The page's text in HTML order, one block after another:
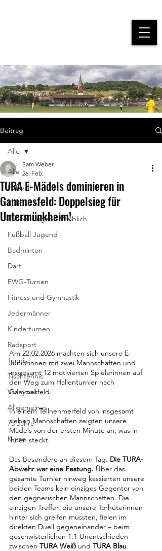
Beitrag
Alle
Fußball
Fußball AH
Fußball Jugend Weiblich
Fußball Jugend
Badminton
Dart
EWG-Turnen
Fitness und Gymnastik
Jedermänner
Kinderturnen
Radsport
Tennis
Tischtennis
Volleyball
Allgemeines
75 Jahre
Kurse
Alle
TURA E-Mädels dominieren in
Gammesfeld: Doppelsieg für
Untermünkheim!
Sam Weber
26. Feb.
Am 22.02.2026 machten sich unsere E-
Juniorinnen mit zwei Mannschaften und
insgesamt 12 motivierten Spielerinnen auf
den Weg zum Hallenturnier nach
Gammesfeld.
In einem Teilnehmerfeld von insgesamt
sieben Mannschaften zeigten unsere
Mädels von der ersten Minute an, was in
ihnen steckt.
Das Besondere an diesem Tag: Die TURA-
Abwehr war eine Festung. Über das
gesamte Turnier hinweg kassierten unsere
beiden Teams kein einziges Gegentor von
den gegnerischen Mannschaften. Die
einzigen Treffer, die unsere Torhüterinnen
hinter sich greifen mussten, fielen im
direkten Duell gegeneinander – beim
geschwisterlichen 1:1-Unentschieden
zwischen TURA Weiß und TURA Blau.